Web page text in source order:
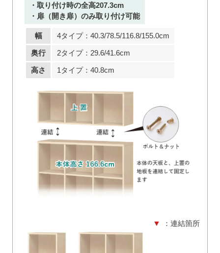
・取り付け時の全高207.3cm
・扉（開き扉）のみ取り付け可能
幅 4タイプ：40.3/78.5/116.8/155.0cm
奥行 2タイプ：29.6/41.6cm
高さ 1タイプ：40.8cm
▼ ：連結箇所